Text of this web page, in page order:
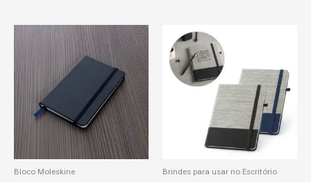
Bloco Moleskine Brindes para usar no Escritório